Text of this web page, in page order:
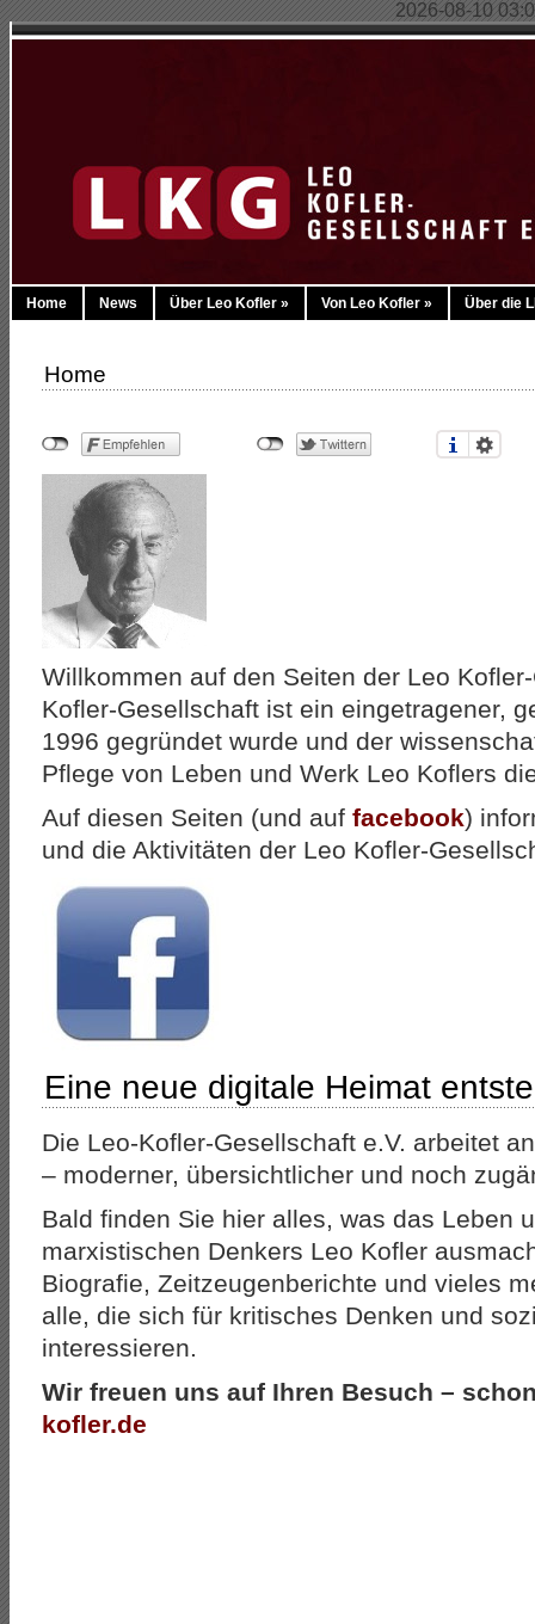
2026-08-10
Home News Über Leo Kofler » Von Leo Kofler » Über die
Home
Willkommen auf den Seiten der Leo
Kofler-Gesellschaft ist ein eingetragener,
1996 gegründet wurde und der
Pflege von Leben und Werk Leo Koflers
Auf diesen Seiten (und auf facebook)
und die Aktivitäten der Leo Kofler-
Eine neue digitale Heimat
Die Leo-Kofler-Gesellschaft e.V. arbeitet
– moderner, übersichtlicher und noch
Bald finden Sie hier alles, was das Leben
marxistischen Denkers Leo Kofler
Biografie, Zeitzeugenberichte und vieles
alle, die sich für kritisches Denken und
interessieren.
Wir freuen uns auf Ihren Besuch –
kofler.de